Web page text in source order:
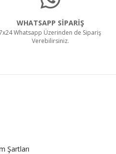
WHATSAPP SİPARİŞ
Whatsapp Üzerinden de Sipariş
Verebilirsiniz.
Şartları